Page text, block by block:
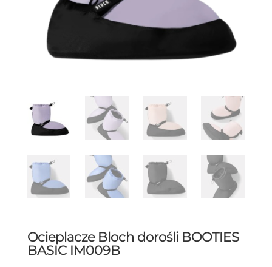
Ocieplacze Bloch dorośli BOOTIES
BASIC IM009B